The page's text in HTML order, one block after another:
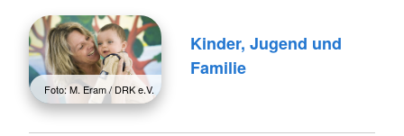
Foto: M. Eram / DRK e.V.
Kinder, Jugend und
Familie